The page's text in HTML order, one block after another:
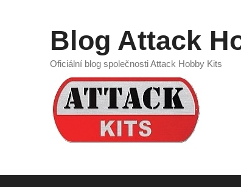
Blog Attack
Oficiální blog společnosti Attack Hobby Kits